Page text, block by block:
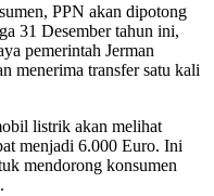
PPN akan dipotong
31 Desember tahun ini,
pemerintah Jerman
menerima transfer satu kali
listrik akan melihat
menjadi 6.000 Euro. Ini
mendorong konsumen